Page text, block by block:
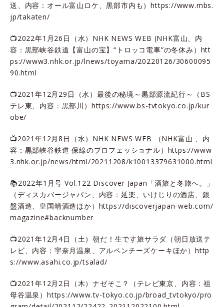
送、内容：オール富山ロケ、黒部市内も）https://www.mbs.
jp/takaten/
📺2022年1月26日（水）NHK NEWS WEB (NHK富山、内
容：黒部峡谷鉄道【富山の宝】“トロッコ電車”の冬休み） htt
ps://www3.nhk.or.jp/lnews/toyama/20220126/30600095
90.html
📺2021年12月29日（水）最後の秘境～黒部源流紀行～（BS
テレ東、内容：黒部川） https://www.bs-tvtokyo.co.jp/kur
obe/
📺2021年12月8日（水）NHK NEWS WEB （NHK富山 、内
容：黒部峡谷鉄道 保線のプロフェッショナル） https://www
3.nhk.or.jp/news/html/20211208/k10013379631000.html
📚2022年1月号 Vol.122 Discover Japan「酒旅と冬旅へ。」
（ディスカバージャパン、内容：延楽、いけじりの酒店、銀
盤酒造、皇国晴酒造ほか） https://discoverjapan-web.com/
magazine#backnumber
📺2021年12月4日（土）朝だ！生です旅サラダ（朝日放送テ
レビ、内容：宇奈月温泉、アルペンチーズケーキほか）http
s://www.asahi.co.jp/tsalad/
📺2021年12月2日（木）ナゼそこ？（テレビ東京、内容：祖
母谷温泉） https://www.tv-tokyo.co.jp/broad_tvtokyo/pro